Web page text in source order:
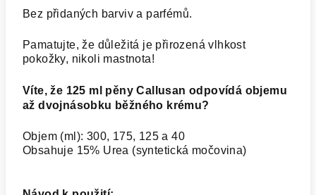
Bez přidaných barviv a parfémů.
Pamatujte, že důležitá je přirozená vlhkost
pokožky, nikoli mastnota!
Víte, že 125 ml pěny Callusan odpovídá objemu
až dvojnásobku běžného krému?
Objem (ml): 300, 175, 125 a 40
Obsahuje 15% Urea (syntetická močovina)